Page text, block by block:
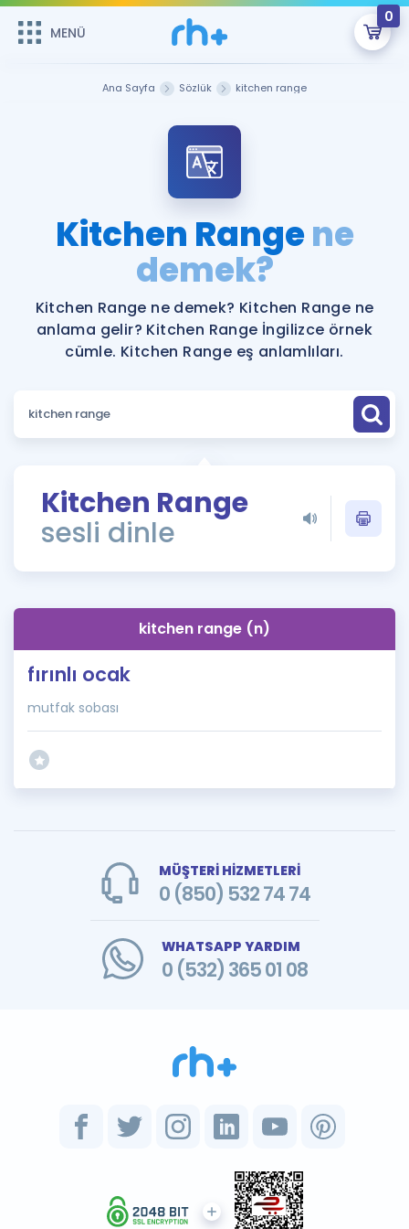
MENÜ
0
Şifremi Hatırlamıyorum
Sepetin Şu An Boş.
Remzi Hoca ile seni sınava hazırlayacak onlarca eğitim seni
bekliyor!
MENÜ
Katılımcı Görüşleri
Faydalı Araçlar
Ücretsiz Kaynaklar
Puan Hesaplama
ÖSYM Sınav Takvimi
Kampanyalar
İngilizce Gramer
İngilizce Gramer
Ana Sayfa Sözlük kitchen range
Kitchen Rangene
demek?
Kitchen Range ne demek? Kitchen Range ne
anlama gelir? Kitchen Range İngilizce örnek
cümle. Kitchen Range eş anlamlıları.
Kitchen Range
sesli dinle
kitchen range (n)
fırınlı ocak
mutfak sobası
MÜŞTERİ HİZMETLERİ
0 (850) 532 74 74
WHATSAPP YARDIM
0 (532) 365 01 08